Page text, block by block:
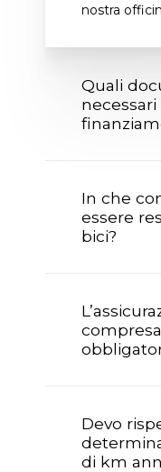
nostra
Quali
necessari
occorre
identità
IBAN del
In che
essere
bici?
restituita in
eseguite
viene
Doctorbike
contratto.
Devo
di km